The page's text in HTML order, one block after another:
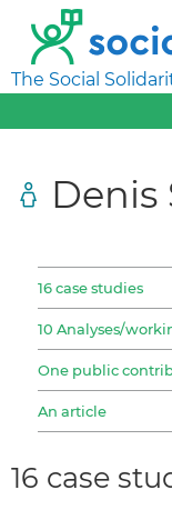
The Social
Denis
16 case studies
10 Analyses/
One public
An article
16 case